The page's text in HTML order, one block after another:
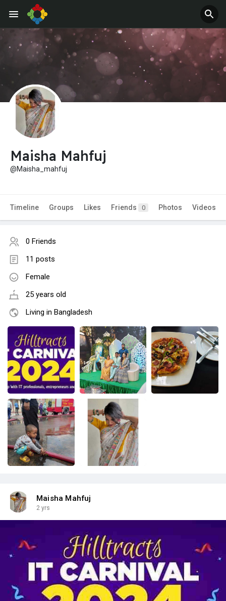
Maisha Mahfuj
@Maisha_mahfuj
Timeline Groups Likes Friends 0 Photos Videos
0 Friends
11 posts
Female
25 years old
Living in Bangladesh
Maisha Mahfuj
2 yrs